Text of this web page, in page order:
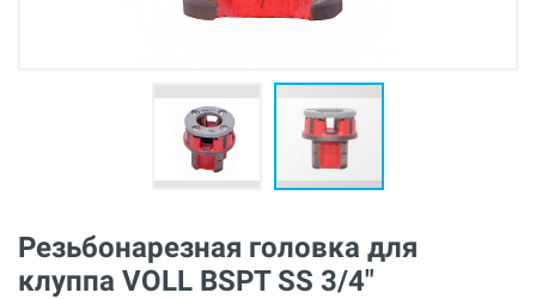
Резьбонарезная головка для
клуппа VOLL BSPT SS 3/4"